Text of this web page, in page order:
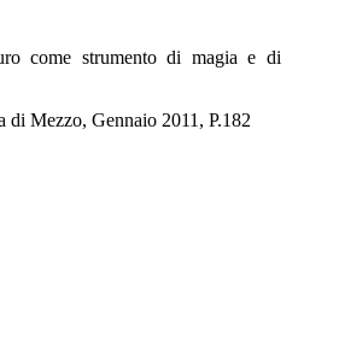
come strumento di magia e di
di Mezzo, Gennaio 2011, P.182